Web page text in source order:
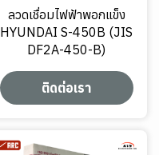
ลวดเชื่อมไฟฟ้าพอกแข็ง
HYUNDAI S-450B (JIS
DF2A-450-B)
ติดต่อเรา